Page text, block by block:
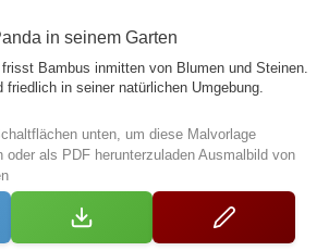
in seinem Garten
Bambus inmitten von Blumen und Steinen.
friedlich in seiner natürlichen Umgebung.
unten, um diese Malvorlage
oder als PDF herunterzuladen Ausmalbild von